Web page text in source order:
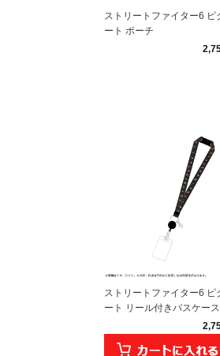
ストリートファイター6 ピ
ート ポーチ
ストリートファイター6 ピ
ート リール付きパスケース